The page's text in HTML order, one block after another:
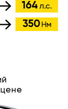
164 л.с.
350 Нм